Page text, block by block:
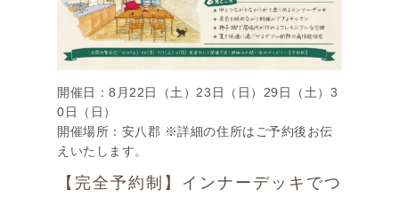
開催日：8月22日（土）23日（日）29日（土）3
0日（日）
開催場所：安八郡 ※詳細の住所はご予約後お伝
えいたします。
【完全予約制】インナーデッキでつ